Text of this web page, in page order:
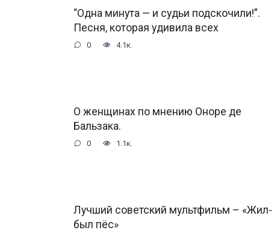
“Одна минута — и судьи подскочили!”.
Песня, которая удивила всех
0 4.1к.
О женщинах по мнению Оноре де
Бальзака.
0 1.1к.
Лучший советский мультфильм – «Жил-
был пёс»